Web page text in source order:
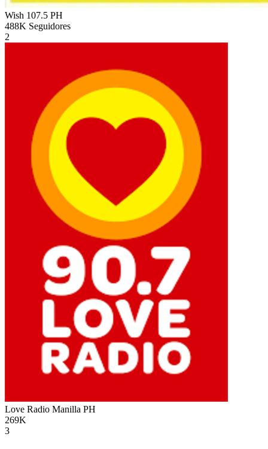
Wish 107.5 PH
488K Seguidores
2
Love Radio Manilla PH
269K
3